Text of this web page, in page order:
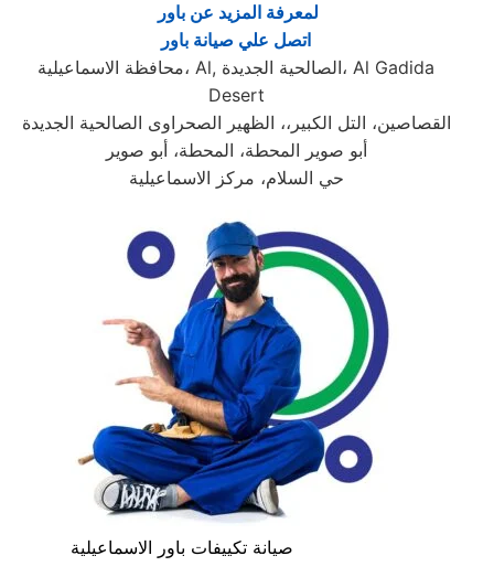
لمعرفة المزيد عن باور ‏
اتصل علي صيانة باور
محافظة الاسماعيلية، Al, الصالحية الجديدة، Al Gadida
Desert
القصاصين، التل الكبير،، الظهير الصحراوى الصالحية الجديدة
أبو صوير المحطة، المحطة، أبو صوير
حي السلام، مركز الاسماعيلية
صيانة تكييفات باور الاسماعيلية